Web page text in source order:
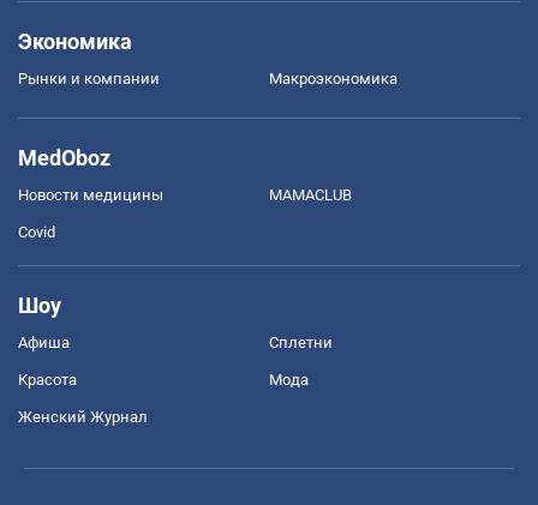
Экономика
Рынки и компании Mакроэкономика
MedOboz
Новости медицины MAMACLUB
Covid
Шоу
Афиша Сплетни
Красота Мода
Женский Журнал